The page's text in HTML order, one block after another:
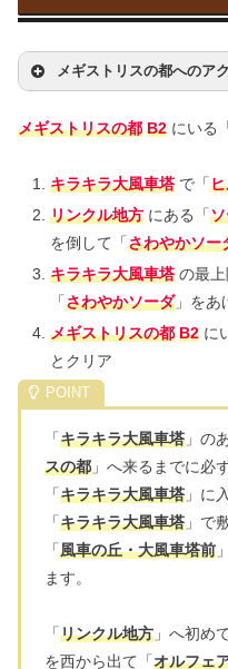
メギストリスの都へのア
メギストリスの都 B2 にいる
キラキラ大風車塔で「
リンクル地方にある「
を倒して「さわやかソー
キラキラ大風車塔の最上
「さわやかソーダ」をあ
メギストリスの都 B2に
とクリア
「キラキラ大風車塔 」の
スの都 」へ来るまでに必
「キラキラ大風車塔 」に
「キラキラ大風車塔 」で
「風車の丘・大風車塔前
ます。
「リンクル地方 」へ初め
を西から出て「オルフェ